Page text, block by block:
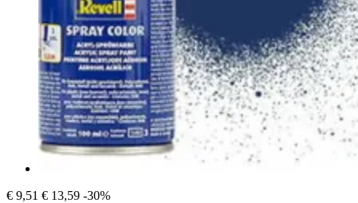
€ 9,51 € 13,59 -30%